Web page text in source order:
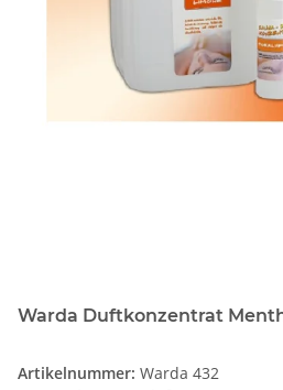
Warda Duftkonzentrat
Artikelnummer: Warda 432